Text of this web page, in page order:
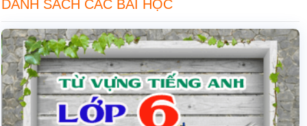
DANH SÁCH CÁC BÀI HỌC